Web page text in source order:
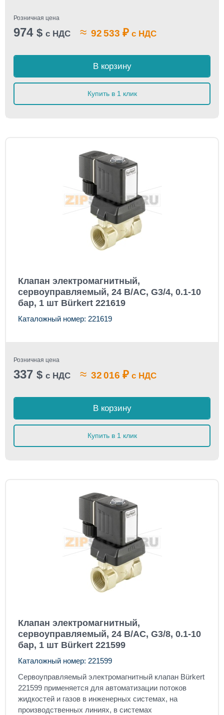
Розничная цена
974 $ с НДС ≈ 92 533 ₽ с НДС
В корзину
Купить в 1 клик
Клапан электромагнитный,
сервоуправляемый, 24 В/AC, G3/4, 0.1-10
бар, 1 шт Bürkert 221619
Каталожный номер: 221619
Розничная цена
337 $ с НДС ≈ 32 016 ₽ с НДС
В корзину
Купить в 1 клик
Клапан электромагнитный,
сервоуправляемый, 24 В/AC, G3/8, 0.1-10
бар, 1 шт Bürkert 221599
Каталожный номер: 221599
Сервоуправляемый электромагнитный клапан Bürkert
221599 применяется для автоматизации потоков
жидкостей и газов в инженерных системах, на
производственных линиях, в системах